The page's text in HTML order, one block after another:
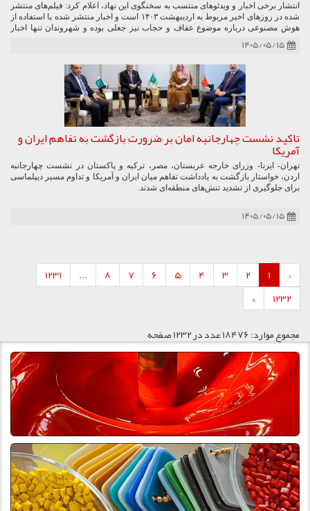
انتشار برخی اخبار و ویدئوهای منتسب به سخنگوی این نهاد، اعلام کرد: فیلم‌های منتشر
شده در روزهای اخیر مربوط به اردیبهشت ۱۴۰۳ است و اخبار منتشر شده با استفاده از
هوش مصنوعی درباره موضوع عفاف و حجاب نیز جعلی بوده و شهروندان تنها اخبار
پلیس را از مراجع رسمی دنبال کنند.
۱۴۰۵/۰۵/۱۵
تاکید نشست چهارجانبه امان بر ضرورت بازگشت به تفاهم ایران و
آمریکا
تهران- ایرنا- وزرای خارجه عربستان، مصر، ترکیه و پاکستان در نشست چهارجانبه
اردن، خواستار بازگشت به یادداشت تفاهم میان ایران و آمریکا و تداوم مسیر دیپلماسی
برای جلوگیری از تشدید تنش‌های منطقه‌ای شدند.
۱۴۰۵/۰۵/۱۵
«
1
2
3
4
5
6
7
8
...
1231
1232
»
مجموع موارد: 18476 عدد در 1232 صفحه